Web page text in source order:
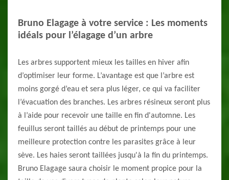
Bruno Elagage à votre service : Les moments
idéals pour l’élagage d’un arbre
Les arbres supportent mieux les tailles en hiver afin
d’optimiser leur forme. L’avantage est que l’arbre est
moins gorgé d’eau et sera plus léger, ce qui va faciliter
l’évacuation des branches. Les arbres résineux seront plus
à l’aide pour recevoir une taille en fin d'automne. Les
feuillus seront taillés au début de printemps pour une
meilleure protection contre les parasites grâce à leur
sève. Les haies seront taillées jusqu'à la fin du printemps.
Bruno Elagage saura choisir le moment propice pour la